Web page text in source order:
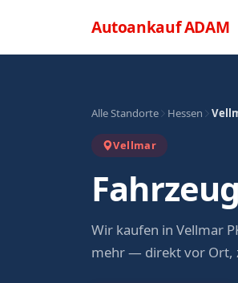
AutoankaufADAM
Alle Standorte Hessen
Vellmar
Wir kaufen in Vellmar
mehr — direkt vor Ort,